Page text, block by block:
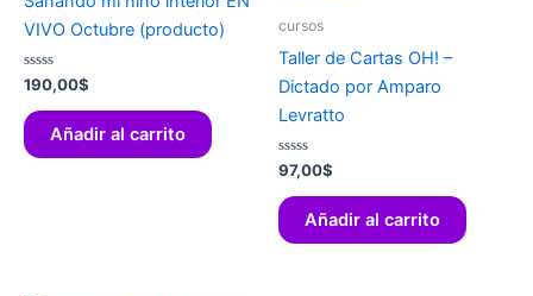
VIVO Octubre (producto)
Valorado
con
0
de
190,00$
Añadir al carrito
cursos
Taller de Cartas OH! –
Dictado por Amparo
Levratto
Valorado
con
0
de
97,00$
Añadir al carrito